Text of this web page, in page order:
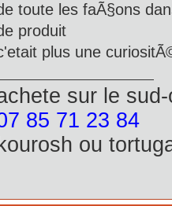
toute les faÃ§ons
produit
plus une
sur le
85 71 23 84
kourosh ou